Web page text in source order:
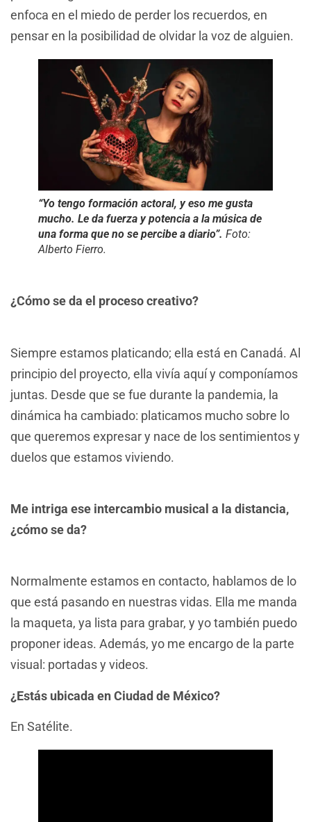
enfoca en el miedo de perder los recuerdos, en
pensar en la posibilidad de olvidar la voz de alguien.
“Yo tengo formación actoral, y eso me gusta
mucho. Le da fuerza y potencia a la música de
una forma que no se percibe a diario”. Foto:
Alberto Fierro.
¿Cómo se da el proceso creativo?
Siempre estamos platicando; ella está en Canadá. Al
principio del proyecto, ella vivía aquí y componíamos
juntas. Desde que se fue durante la pandemia, la
dinámica ha cambiado: platicamos mucho sobre lo
que queremos expresar y nace de los sentimientos y
duelos que estamos viviendo.
Me intriga ese intercambio musical a la distancia,
¿cómo se da?
Normalmente estamos en contacto, hablamos de lo
que está pasando en nuestras vidas. Ella me manda
la maqueta, ya lista para grabar, y yo también puedo
proponer ideas. Además, yo me encargo de la parte
visual: portadas y videos.
¿Estás ubicada en Ciudad de México?
En Satélite.